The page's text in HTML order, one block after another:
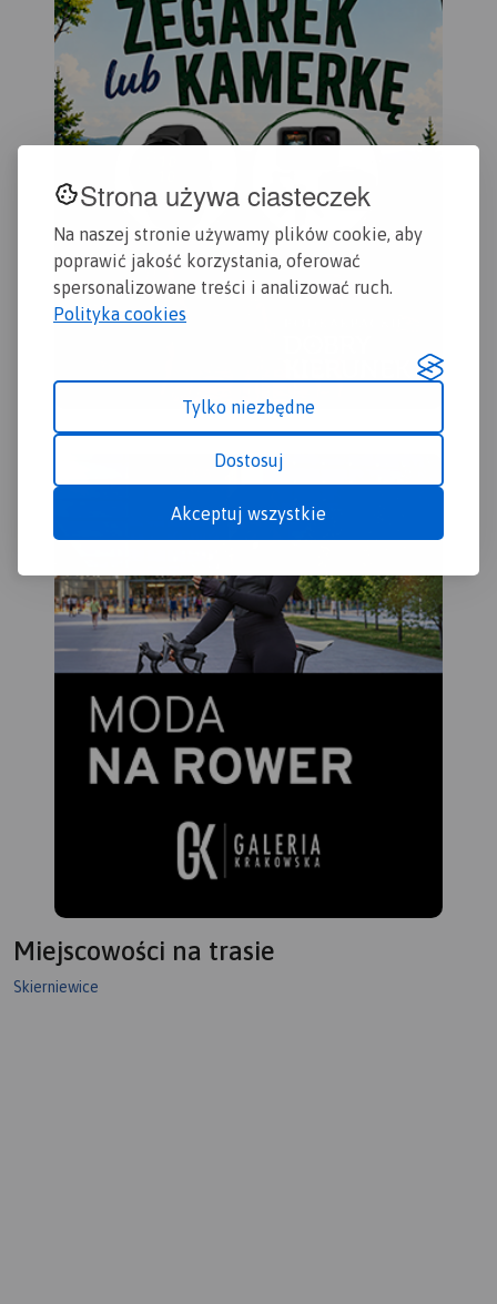
Strona używa ciasteczek
Na naszej stronie używamy plików cookie, aby
poprawić jakość korzystania, oferować
spersonalizowane treści i analizować ruch.
Polityka cookies
Tylko niezbędne
Dostosuj
Akceptuj wszystkie
odwiedzenia.
Miejscowości na trasie
Skierniewice